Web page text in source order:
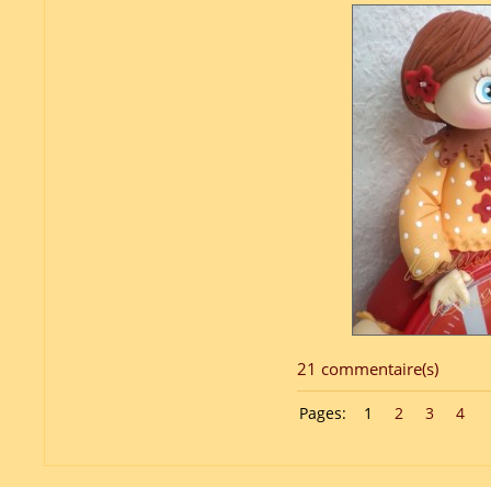
21 commentaire(s)
Pages: 1 2 3 4